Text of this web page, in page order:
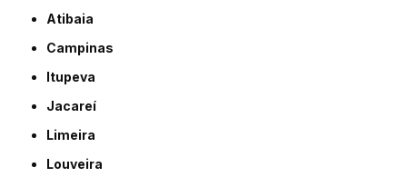
Atibaia
Campinas
Itupeva
Jacareí
Limeira
Louveira